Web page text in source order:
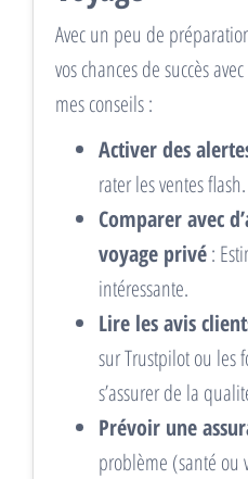
Avec un peu de
vos chances de succès
mes conseils :
Activer des
rater les ventes flash.
Comparer avec
voyage privé:
intéressante.
Lire les avis
sur Trustpilot ou les
s’assurer de la
Prévoir une
problème (santé ou